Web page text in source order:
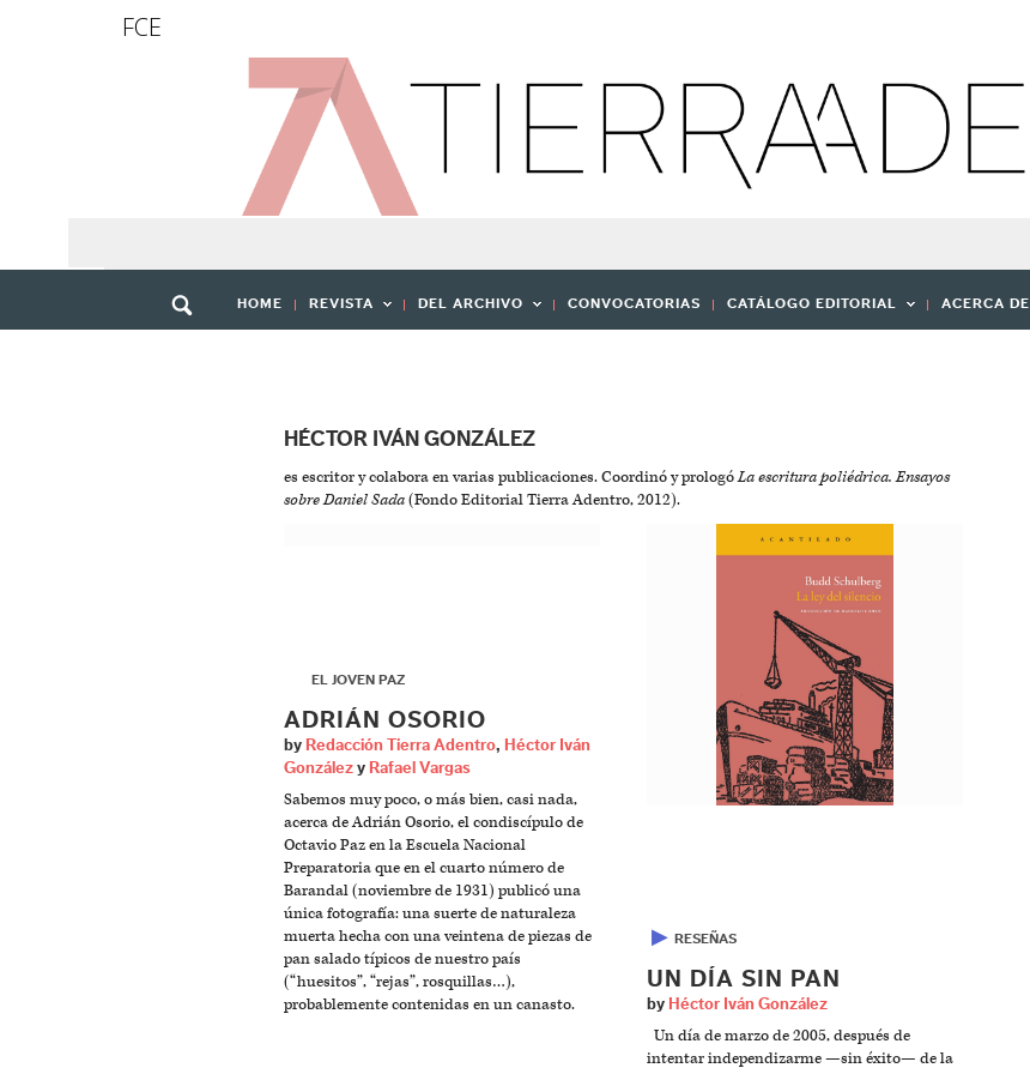
FCE
HOME REVISTA DEL ARCHIVO CONVOCATORIAS CATÁLOGO EDITORIAL ACERCA DE
HÉCTOR IVÁN GONZÁLEZ
es escritor y colabora en varias publicaciones. Coordinó y prologóLa escritura poliédrica. Ensayos
sobre Daniel Sada(Fondo Editorial Tierra Adentro, 2012).
EL JOVEN PAZ
ADRIÁN OSORIO
by Redacción Tierra Adentro, Héctor Iván
González y Rafael Vargas
Sabemos muy poco, o más bien, casi nada,
acerca de Adrián Osorio, el condiscípulo de
Octavio Paz en la Escuela Nacional
Preparatoria que en el cuarto número de
Barandal (noviembre de 1931) publicó una
única fotografía: una suerte de naturaleza
muerta hecha con una veintena de piezas de
pan salado típicos de nuestro país
(“huesitos”, “rejas”, rosquillas…),
probablemente contenidas en un canasto.
▶ RESEÑAS
UN DÍA SIN PAN
by Héctor Iván González
Un día de marzo de 2005, después de
intentar independizarme —sin éxito— de la